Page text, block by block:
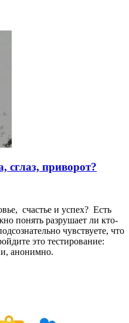
сглаз, приворот?
счастье и успех? Есть
понять разрушает ли кто-
чувствуете, что
это тестирование:
анонимно.